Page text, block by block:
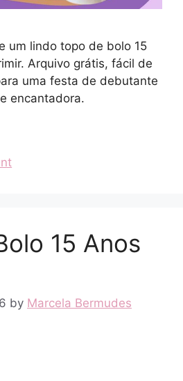
um lindo topo de bolo 15
Arquivo grátis, fácil de
uma festa de debutante
encantadora.
15 Anos
by Marcela Bermudes